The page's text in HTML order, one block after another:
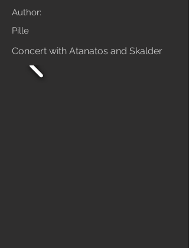
Author:
Pille
Concert with Atanatos and Skalder